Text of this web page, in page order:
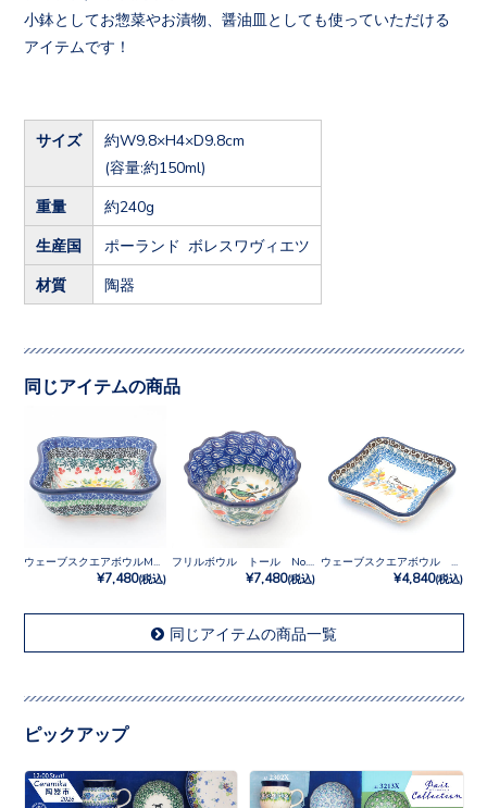
小鉢としてお惣菜やお漬物、醤油皿としても使っていただける
アイテムです！
サイズ
約W9.8×H4×D9.8cm
(容量:約150ml)
重量 約240g
生産国 ポーランド ボレスワヴィエツ
材質 陶器
同じアイテムの商品
¥7,480(税込) ¥7,480(税込) ¥4,840(税込)
同じアイテムの商品一覧
ピックアップ